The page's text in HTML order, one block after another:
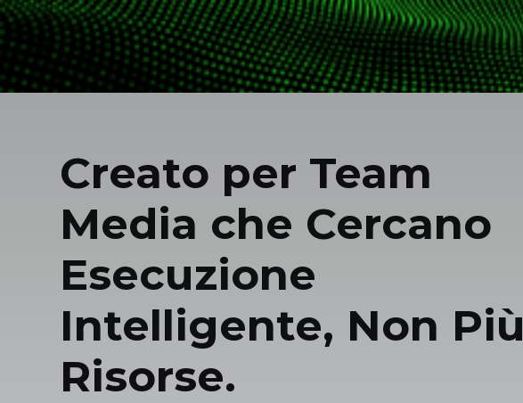
Creato per Team
Media che Cercano
Esecuzione
Intelligente, Non Più
Risorse.